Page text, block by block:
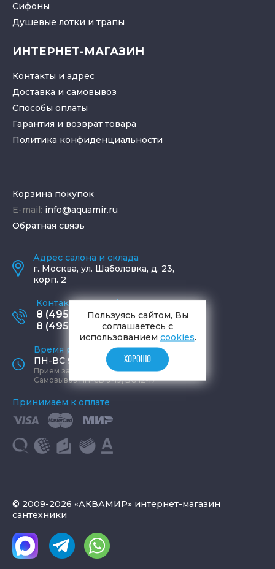
Cифоны
Душевые лотки и трапы
ИНТЕРНЕТ-МАГАЗИН
Контакты и адрес
Доставка и самовывоз
Способы оплаты
Гарантия и возврат товара
Политика конфиденциальности
Корзина покупок
E-mail: info@aquamir.ru
Обратная связь
Адрес салона и склада
г. Москва, ул. Шаболовка, д. 23,
корп. 2
Контактные телефоны
8 (495) 795-77-65
8 (495) 797-11-67
Время работы офиса
ПН-ВС 9:00 - 19:00
Прием заказов круглосуточно
Самовывоз ПН-СБ 9-19, ВС 12-17
Принимаем к оплате
© 2009-2026 «АКВАМИР» интернет-магазин
сантехники
Пользуясь сайтом, Вы
соглашаетесь с
использованием cookies.
ХОРОШО